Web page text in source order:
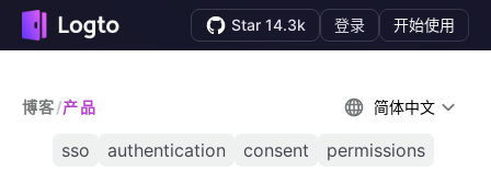
Star 14.3k 登录 开始使用
博客/产品 简体中文
sso authentication consent permissions